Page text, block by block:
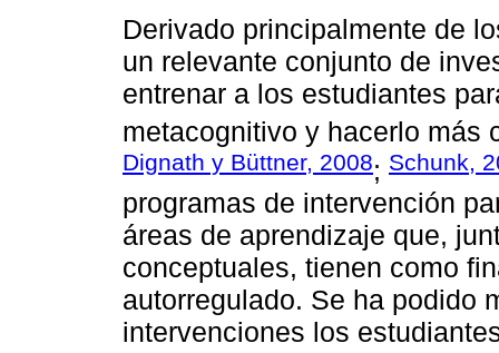
Derivado principalmente de
un relevante conjunto de
entrenar a los estudiantes
metacognitivo y hacerlo más
Dignath y Büttner, 2008; Schunk,
programas de intervención
áreas de aprendizaje que,
conceptuales, tienen como
autorregulado. Se ha podido
intervenciones los